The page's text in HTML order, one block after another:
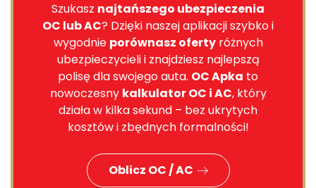
Szukasz najtańszego ubezpieczenia
OC lub AC? Dzięki naszej aplikacji szybko i
wygodnie porównasz ofertyróżnych
ubezpieczycieli i znajdziesz najlepszą
polisę dla swojego auta. OC Apka to
nowoczesny kalkulator OC i AC, który
działa w kilka sekund – bez ukrytych
kosztów i zbędnych formalności!
Oblicz OC / AC